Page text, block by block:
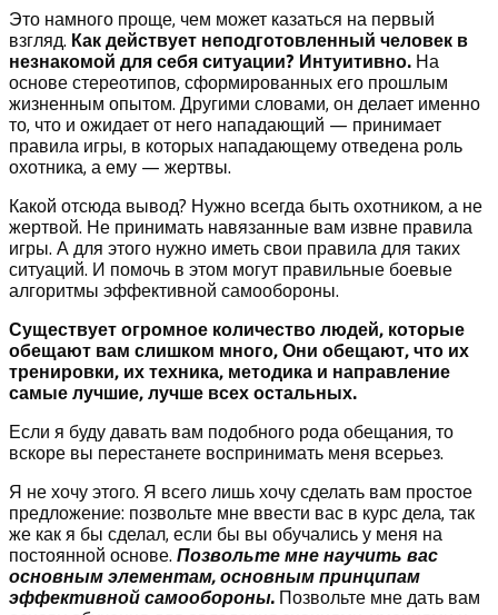
Это намного проще, чем может казаться на первый
взгляд. Как действует неподготовленный человек в
незнакомой для себя ситуации? Интуитивно. На
основе стереотипов, сформированных его прошлым
жизненным опытом. Другими словами, он делает именно
то, что и ожидает от него нападающий — принимает
правила игры, в которых нападающему отведена роль
охотника, а ему — жертвы.
Какой отсюда вывод? Нужно всегда быть охотником, а не
жертвой. Не принимать навязанные вам извне правила
игры. А для этого нужно иметь свои правила для таких
ситуаций. И помочь в этом могут правильные боевые
алгоритмы эффективной самообороны.
Существует огромное количество людей, которые
обещают вам слишком много, Они обещают, что их
тренировки, их техника, методика и направление
самые лучшие, лучше всех остальных.
Если я буду давать вам подобного рода обещания, то
вскоре вы перестанете воспринимать меня всерьез.
Я не хочу этого. Я всего лишь хочу сделать вам простое
предложение: позвольте мне ввести вас в курс дела, так
же как я бы сделал, если бы вы обучались у меня на
постоянной основе. Позвольте мне научить вас
основным элементам, основным принципам
эффективной самообороны. Позвольте мне дать вам